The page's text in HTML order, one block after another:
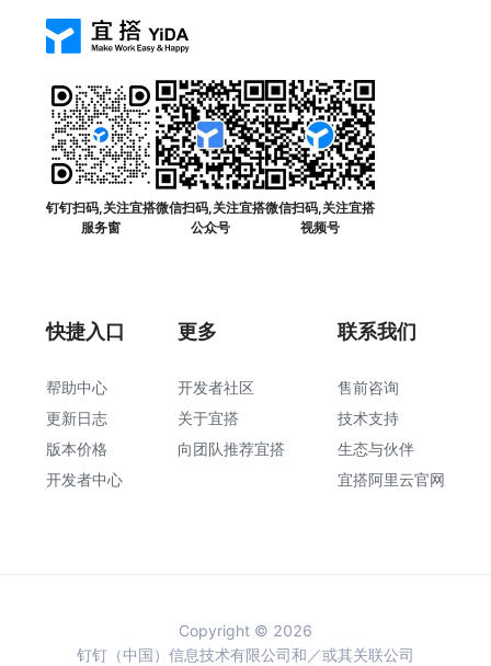
钉钉扫码,关注宜搭
服务窗
微信扫码,关注宜搭
公众号
微信扫码,关注宜搭
视频号
快捷入口
帮助中心
更新日志
版本价格
开发者中心
更多
开发者社区
关于宜搭
向团队推荐宜搭
联系我们
售前咨询
技术支持
生态与伙伴
宜搭阿里云官网
Copyright © 2026
钉钉（中国）信息技术有限公司和／或其关联公司